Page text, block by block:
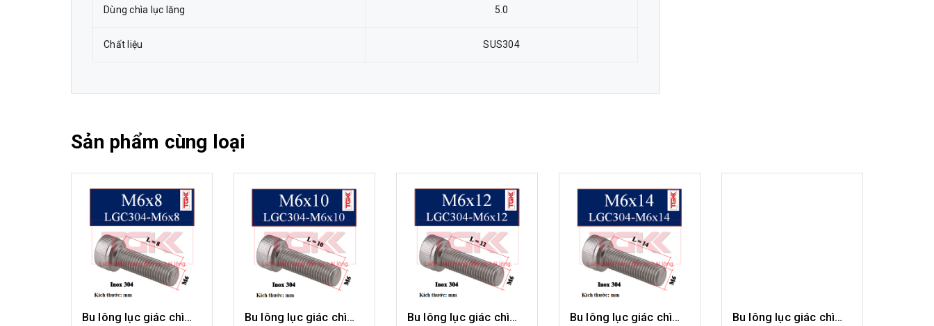
Dùng chìa lục lăng 5.0
Chất liệu SUS304
Sản phẩm cùng loại
Bu lông lục giác chìm inox 304-M6x8
Bu lông lục giác chìm inox 304-M6x10
Bu lông lục giác chìm inox 304-M6x12
Bu lông lục giác chìm inox 304-M6x14
Bu lông lục giác chìm inox 304-M6x16